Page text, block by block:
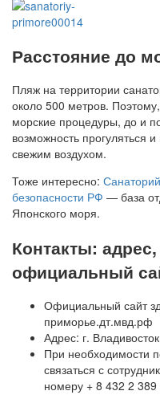
Расстояние до
Пляж на территории
около 500 метров.
морские процедуры, до и
возможность прогуляться
свежим воздухом.
Тоже интересно:
безопасности РФ — база
Японского моря.
Контакты:
официальный
Официальный сайт
приморье.дт.мвд.рф
Адрес: г.
При необходимости
связаться с
номеру + 8 432 2 389